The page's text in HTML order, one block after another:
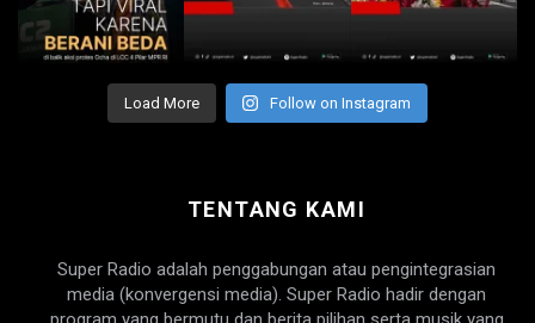
Load More Follow on Instagram
TENTANG KAMI
Super Radio adalah penggabungan atau pengintegrasian
media (konvergensi media). Super Radio hadir dengan